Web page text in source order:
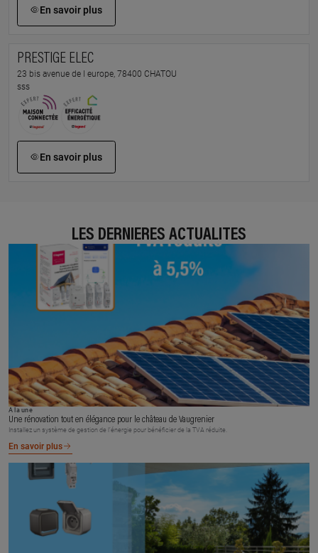
En savoir plus
PRESTIGE ELEC
23 bis avenue de l europe, 78400 CHATOU
sss
En savoir plus
LES DERNIÈRES ACTUALITÉS
À la une
Une rénovation tout en élégance pour le château de Vaugrenier
Installez un système de gestion de l’énergie pour bénéficier de la TVA réduite.
En savoir plus